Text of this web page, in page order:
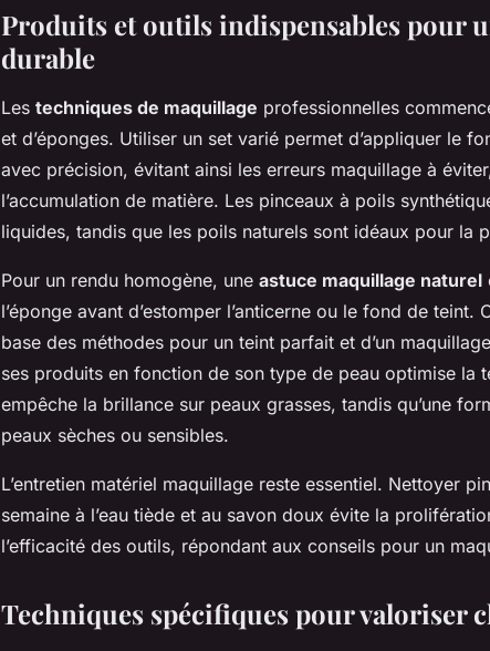
Produits et outils indispensables pour
durable
Les techniques de maquillage professionnelles
et d’éponges. Utiliser un set varié permet d’appliquer le
avec précision, évitant ainsi les erreurs maquillage à
l’accumulation de matière. Les pinceaux à poils
liquides, tandis que les poils naturels sont idéaux pour la
Pour un rendu homogène, une astuce maquillage naturel
l’éponge avant d’estomper l’anticerne ou le fond de teint.
base des méthodes pour un teint parfait et d’un
ses produits en fonction de son type de peau optimise la
empêche la brillance sur peaux grasses, tandis qu’une
peaux sèches ou sensibles.
L’entretien matériel maquillage reste essentiel. Nettoyer
semaine à l’eau tiède et au savon doux évite la
l’efficacité des outils, répondant aux conseils pour un
Techniques spécifiques pour valoriser